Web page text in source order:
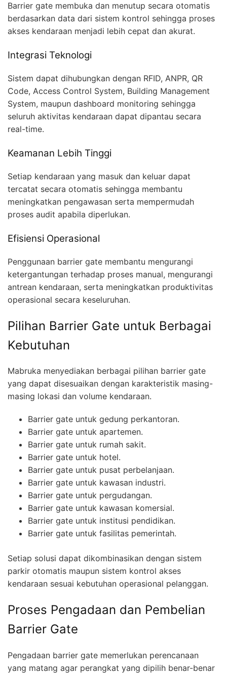
Barrier gate membuka dan menutup secara otomatis
berdasarkan data dari sistem kontrol sehingga proses
akses kendaraan menjadi lebih cepat dan akurat.
Integrasi Teknologi
Sistem dapat dihubungkan dengan RFID, ANPR, QR
Code, Access Control System, Building Management
System, maupun dashboard monitoring sehingga
seluruh aktivitas kendaraan dapat dipantau secara
real-time.
Keamanan Lebih Tinggi
Setiap kendaraan yang masuk dan keluar dapat
tercatat secara otomatis sehingga membantu
meningkatkan pengawasan serta mempermudah
proses audit apabila diperlukan.
Efisiensi Operasional
Penggunaan barrier gate membantu mengurangi
ketergantungan terhadap proses manual, mengurangi
antrean kendaraan, serta meningkatkan produktivitas
operasional secara keseluruhan.
Pilihan Barrier Gate untuk Berbagai
Kebutuhan
Mabruka menyediakan berbagai pilihan barrier gate
yang dapat disesuaikan dengan karakteristik masing-
masing lokasi dan volume kendaraan.
Barrier gate untuk gedung perkantoran.
Barrier gate untuk apartemen.
Barrier gate untuk rumah sakit.
Barrier gate untuk hotel.
Barrier gate untuk pusat perbelanjaan.
Barrier gate untuk kawasan industri.
Barrier gate untuk pergudangan.
Barrier gate untuk kawasan komersial.
Barrier gate untuk institusi pendidikan.
Barrier gate untuk fasilitas pemerintah.
Setiap solusi dapat dikombinasikan dengan sistem
parkir otomatis maupun sistem kontrol akses
kendaraan sesuai kebutuhan operasional pelanggan.
Proses Pengadaan dan Pembelian
Barrier Gate
Pengadaan barrier gate memerlukan perencanaan
yang matang agar perangkat yang dipilih benar-benar